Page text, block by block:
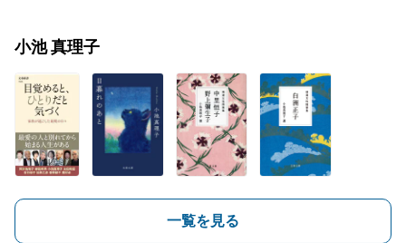
小池 真理子
一覧を見る